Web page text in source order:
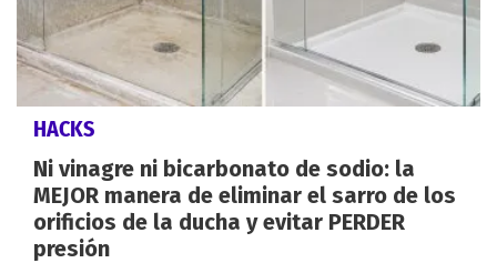
HACKS
Ni vinagre ni bicarbonato de sodio: la
MEJOR manera de eliminar el sarro de los
orificios de la ducha y evitar PERDER
presión